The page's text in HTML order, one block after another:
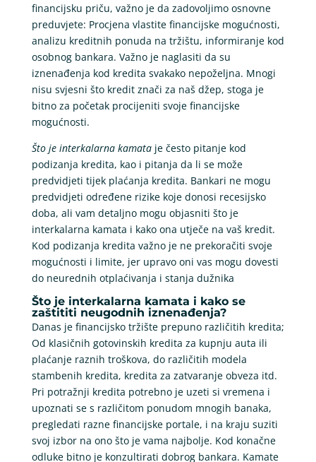
financijsku priču, važno je da zadovoljimo osnovne
preduvjete: Procjena vlastite financijske mogućnosti,
analizu kreditnih ponuda na tržištu, informiranje kod
osobnog bankara. Važno je naglasiti da su
iznenađenja kod kredita svakako nepoželjna. Mnogi
nisu svjesni što kredit znači za naš džep, stoga je
bitno za početak procijeniti svoje financijske
mogućnosti.
Što je interkalarna kamataje često pitanje kod
podizanja kredita, kao i pitanja da li se može
predvidjeti tijek plaćanja kredita. Bankari ne mogu
predvidjeti određene rizike koje donosi recesijsko
doba, ali vam detaljno mogu objasniti što je
interkalarna kamata i kako ona utječe na vaš kredit.
Kod podizanja kredita važno je ne prekoračiti svoje
mogućnosti i limite, jer upravo oni vas mogu dovesti
do neurednih otplaćivanja i stanja dužnika
Što je interkalarna kamata i kako se
zaštititi neugodnih iznenađenja?
Danas je financijsko tržište prepuno različitih kredita;
Od klasičnih gotovinskih kredita za kupnju auta ili
plaćanje raznih troškova, do različitih modela
stambenih kredita, kredita za zatvaranje obveza itd.
Pri potražnji kredita potrebno je uzeti si vremena i
upoznati se s različitom ponudom mnogih banaka,
pregledati razne financijske portale, i na kraju suziti
svoj izbor na ono što je vama najbolje. Kod konačne
odluke bitno je konzultirati dobrog bankara. Kamate